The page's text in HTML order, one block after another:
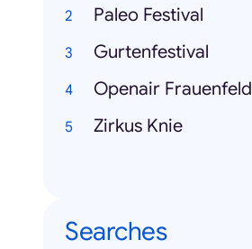
Paleo Festival
Gurtenfestival
Openair Frauenfeld
Zirkus Knie
Searches